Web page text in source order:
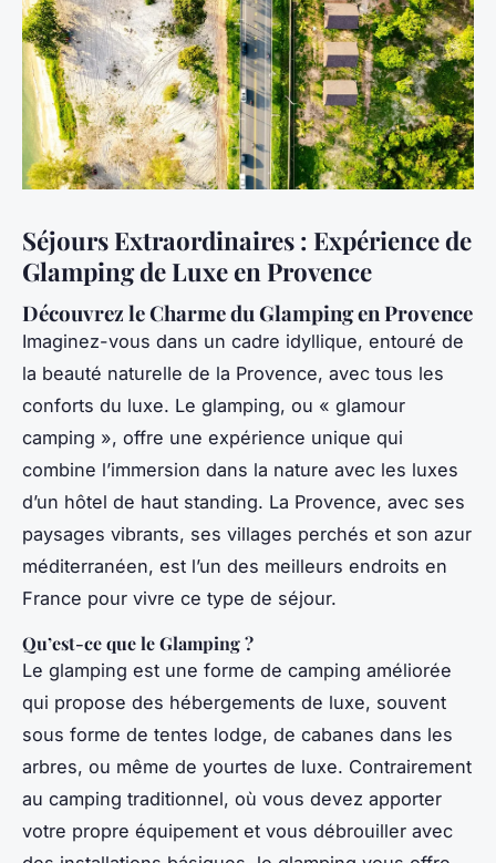
Séjours Extraordinaires : Expérience de
Glamping de Luxe en Provence
Découvrez le Charme du Glamping en Provence
Imaginez-vous dans un cadre idyllique, entouré de
la beauté naturelle de la Provence, avec tous les
conforts du luxe. Le glamping, ou « glamour
camping », offre une expérience unique qui
combine l’immersion dans la nature avec les luxes
d’un hôtel de haut standing. La Provence, avec ses
paysages vibrants, ses villages perchés et son azur
méditerranéen, est l’un des meilleurs endroits en
France pour vivre ce type de séjour.
Qu’est-ce que le Glamping ?
Le glamping est une forme de camping améliorée
qui propose des hébergements de luxe, souvent
sous forme de tentes lodge, de cabanes dans les
arbres, ou même de yourtes de luxe. Contrairement
au camping traditionnel, où vous devez apporter
votre propre équipement et vous débrouiller avec